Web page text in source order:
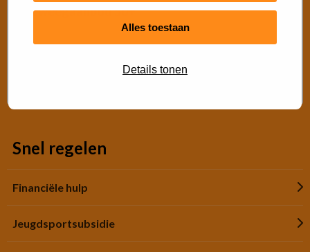
Alles toestaan
Details tonen
Beweegaanbod 50+
Gratis buiten bewegen
Snel regelen
Financiële hulp
Jeugdsportsubsidie